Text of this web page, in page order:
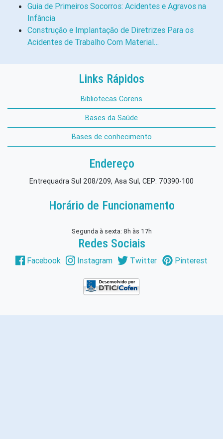
Guia de Primeiros Socorros: Acidentes e Agravos na
Infância
Construção e Implantação de Diretrizes Para os
Acidentes de Trabalho Com Material…
Links Rápidos
Bibliotecas Corens
Bases da Saúde
Bases de conhecimento
Endereço
Entrequadra Sul 208/209, Asa Sul, CEP: 70390-100
Horário de Funcionamento
Segunda à sexta: 8h às 17h
Redes Sociais
Facebook Instagram Twitter Pinterest